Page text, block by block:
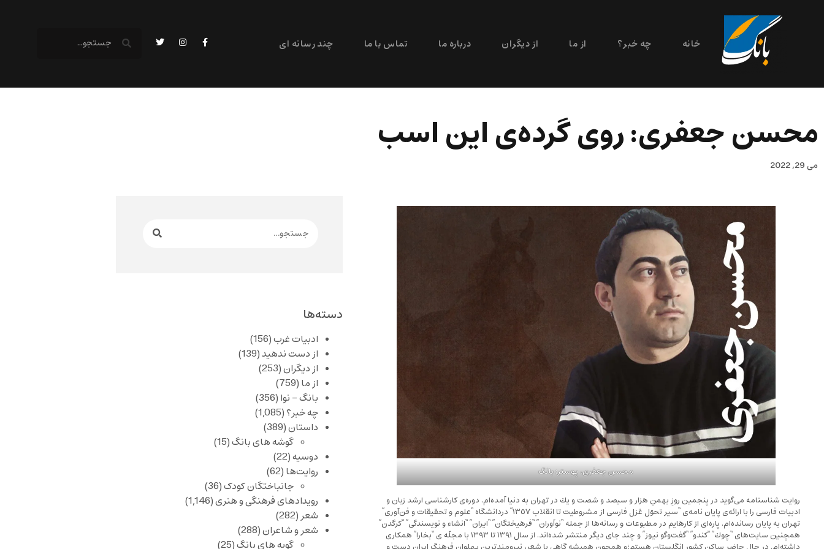
خانه چه خبر؟ از ما از دیگران درباره ما تماس با ما چند رسانه ای
محسن جعفرى: روی گرده‌ی این اسب
می 29, 2022
محسن جعفری، پوستر: بانگ
روايت شناسنامه مى‌گويد در پنجمين روزِ بهمنِ هزار و سيصد و شصت و يك در تهران به دنيا آمده‌ام. دوره‌ى كارشناسى ارشد زبان و
ادبيات فارسى را با ارائه‌ى پايان نامه‌ى “سير تحوّل غزل فارسى از مشروطيت تا انقلاب ١٣٥٧” دردانشگاه “علوم و تحقيقات و فن‌آورى”
تهران به پايان رسانده‌ام. پاره‌اى از كارهايم در مطبوعات و رسانه‌ها از جمله “نوآوران” “فرهيختگان” “ايران” “انشاء و نويسندگى” “كرگدن”
همچنين سايت‌هاى “چوك” “كندو” “گفت‌وگو نيوز” و چند جاى ديگر منتشر شده‌اند. از سال ١٣٩١ تا ١٣٩٣ با مجلّه ى “بخارا” همكارى
دسته‌ها
ادبیات غرب(156)
از دست ندهید(139)
از دیگران(253)
از ما (759)
بانگ – نوا (356)
چه خبر؟(1,085)
داستان(389)
گوشه های بانگ(15)
دوسیه(22)
روایت‌ها (62)
جانباختگان کودک(36)
رویدادهای فرهنگی و هنری(1,146)
شعر(282)
شعر و شاعران(288)
گویه های بانگ(25)